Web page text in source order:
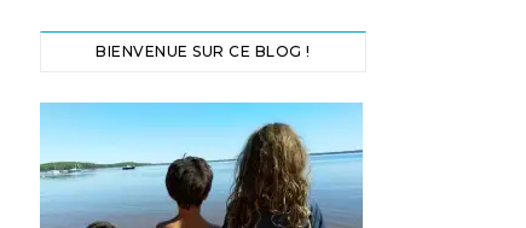
BIENVENUE SUR CE BLOG !